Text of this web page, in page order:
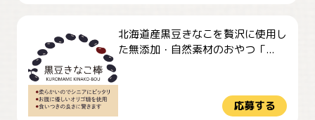
北海道産黒豆きなこを贅沢に使用し
た無添加・自然素材のおやつ「...
応募する